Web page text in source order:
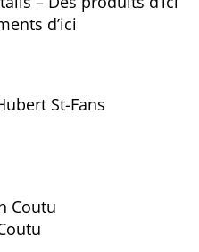
d’ici
St-Fans
Coutu